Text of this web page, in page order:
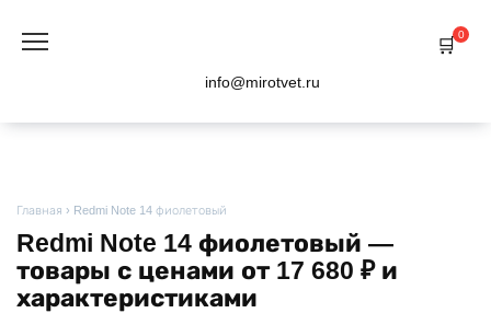
содержанию
info@mirotvet.ru
0
Главная › Redmi Note 14 фиолетовый
Redmi Note 14 фиолетовый —
товары с ценами от 17 680 ₽ и
характеристиками